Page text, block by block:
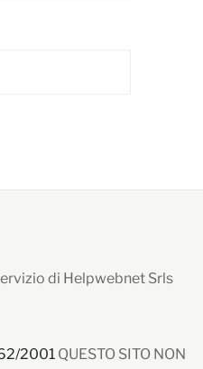
di Helpwebnet Srls
2001QUESTO SITO NON